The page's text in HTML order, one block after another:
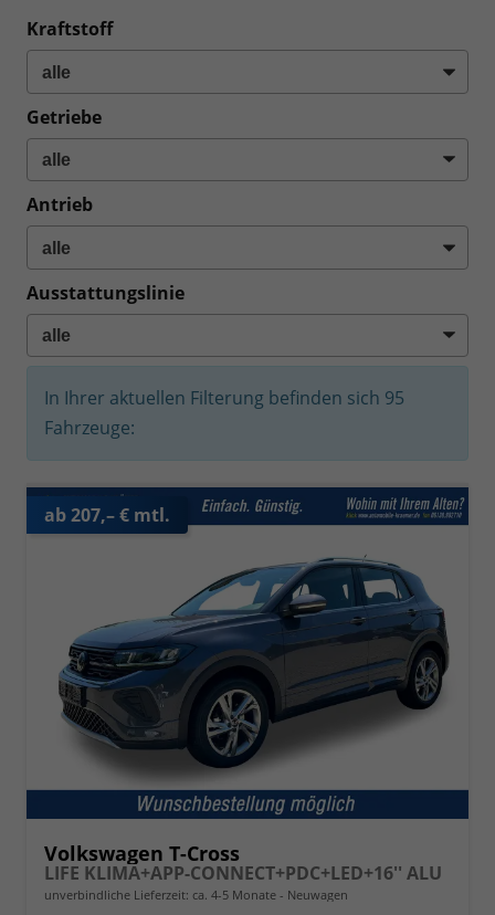
Kraftstoff
Getriebe
Antrieb
Ausstattungslinie
In Ihrer aktuellen Filterung befinden sich 95
Fahrzeuge:
ab 207,– € mtl.
Volkswagen T-Cross
LIFE KLIMA+APP-CONNECT+PDC+LED+16'' ALU
unverbindliche Lieferzeit: ca. 4-5 Monate Neuwagen